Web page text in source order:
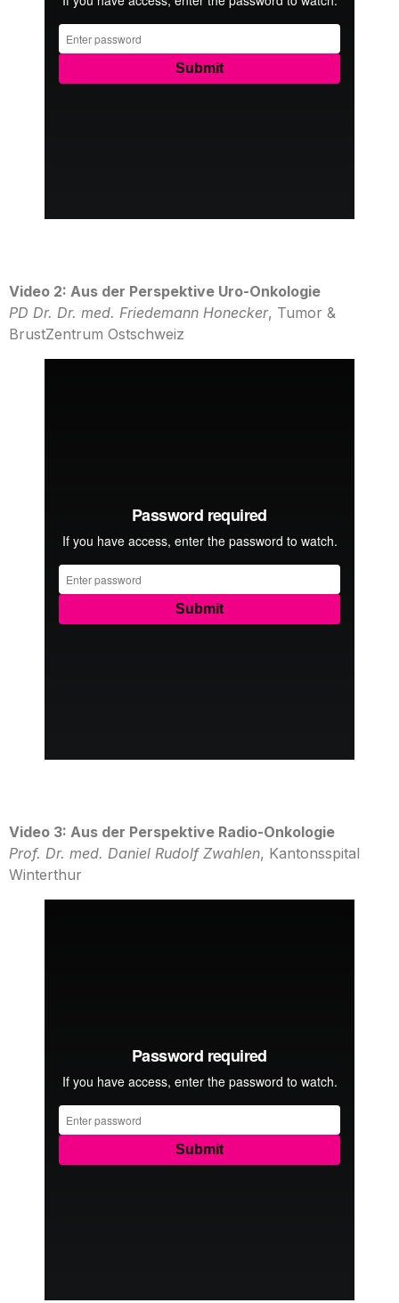
Video 2: Aus der Perspektive Uro-Onkologie
PD Dr. Dr. med. Friedemann Honecker, Tumor &
BrustZentrum Ostschweiz
Video 3: Aus der Perspektive Radio-Onkologie
Prof. Dr. med. Daniel Rudolf Zwahlen, Kantonsspital
Winterthur